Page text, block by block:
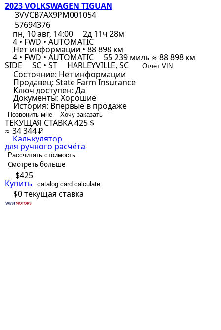
2023 VOLKSWAGEN TIGUAN
3VVCB7AX9PM001054
57694376
пн, 10 авг, 14:00
2д 11ч 28м
4 • FWD • AUTOMATIC
Нет информации • 88 898 км
4 • FWD • AUTOMATIC 55 239 миль ≈ 88 898 км
SIDE SC • ST HARLEYVILLE, SC Отчет VIN
Состояние: Нет информации
Продавец: State Farm Insurance
Ключ доступен: Да
Документы: Хорошие
История: Впервые в продаже
Позвонить мне Хочу заказать
ТЕКУЩАЯ СТАВКА425 $
≈ 34 344 ₽
Калькулятор
для ручного расчёта
Рассчитать стоимость
Смотреть больше
$425
Купить catalog.card.calculate
$0текущая ставка